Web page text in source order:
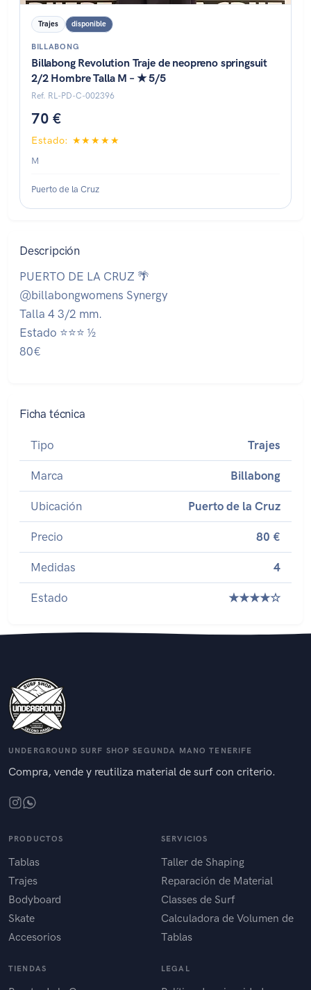
Trajes disponible
BILLABONG
Billabong Revolution Traje de neopreno springsuit
2/2 Hombre Talla M – ★ 5/5
Ref. RL-PD-C-002396
70 €
Estado: ★★★★★
M
Puerto de la Cruz
Descripción
PUERTO DE LA CRUZ 🌴
@billabongwomens Synergy
Talla 4 3/2 mm.
Estado ⭐⭐⭐ ½
80€
Ficha técnica
Tipo Trajes
Marca Billabong
Ubicación Puerto de la Cruz
Precio 80 €
Medidas 4
Estado ★★★★☆
UNDERGROUND SURF SHOP SEGUNDA MANO TENERIFE
Compra, vende y reutiliza material de surf con criterio.
PRODUCTOS
Tablas
Trajes
Bodyboard
Skate
Accesorios
SERVICIOS
Taller de Shaping
Reparación de Material
Classes de Surf
Calculadora de Volumen de
Tablas
TIENDAS LEGAL